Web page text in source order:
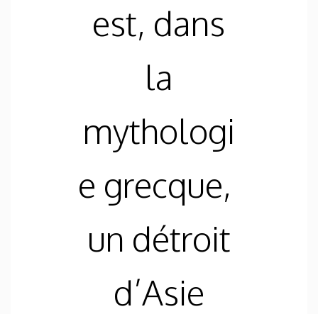
est, dans
la
mythologi
e grecque,
un détroit
d’Asie